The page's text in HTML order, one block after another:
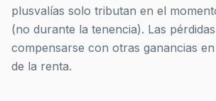
plusvalías solo tributan en el
(no durante la tenencia). Las
compensarse con otras ganancias
de la renta.